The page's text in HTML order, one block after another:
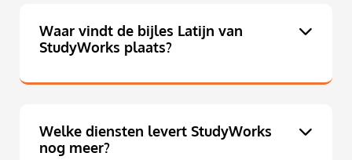
Waar vindt de bijles Latijn van
StudyWorks plaats?
Welke diensten levert StudyWorks
nog meer?